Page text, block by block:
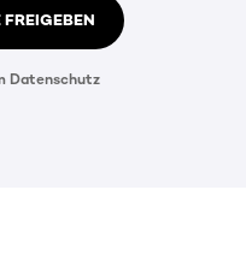
FREIGEBEN
Datenschutz